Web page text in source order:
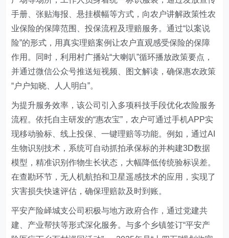
手册、张贴海报、悬挂横幅等方式，向农户讲解政策性农
业保险的保障范围、投保流程及理赔服务。通过“以案说
险”的形式，用真实理赔案例让农户直观感受保险的保障
作用。同时，利用村广播站“大喇叭”循环播放政策要点，
并通过微信公众号推送短视频、图文解读，确保惠农政策
“户户知晓、人人明白”。
为提升服务效率，该公司引入多项科技手段优化农险服务
流程。依托自主研发的“惠农宝”，农户可通过手机APP实
现移动验标、线上投保、一键理赔等功能。例如，通过AI
生物识别技术，系统可自动抓拍承保标的并构建3D数据
模型，精准识别作物生长状态，大幅降低传统验标误差。
在查勘环节，无人机航拍和卫星遥感技术的应用，实现了
灾害损失快速评估，确保理赔款及时到账。
平安产险峄城支公司积极与地方政府合作，通过党建共
建、产业帮扶等形式深化服务。与多个乡镇签订“平安产